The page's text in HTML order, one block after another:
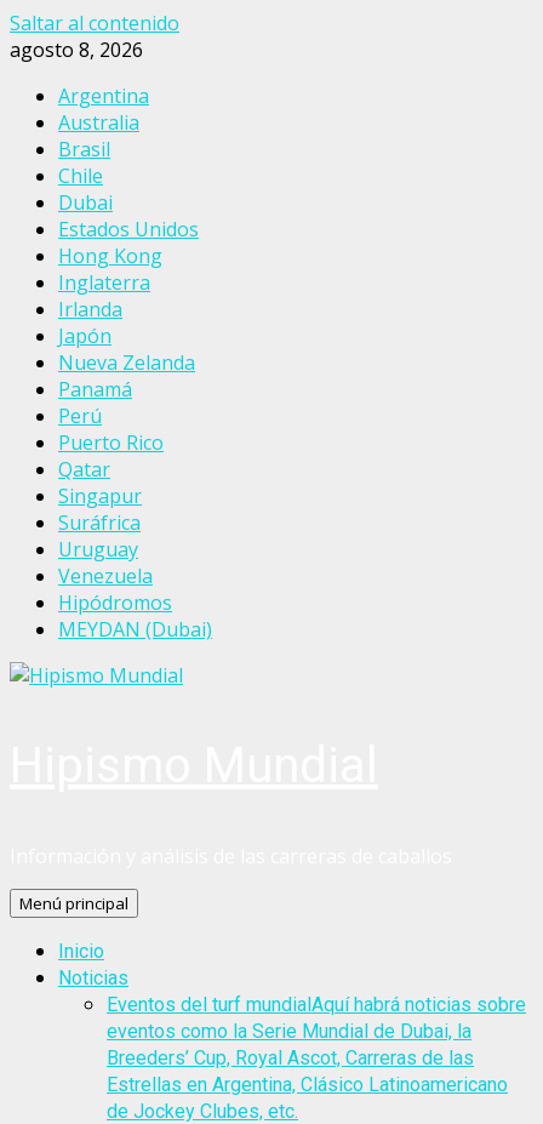
Saltar al contenido
agosto 8, 2026
Argentina
Australia
Brasil
Chile
Dubai
Estados Unidos
Hong Kong
Inglaterra
Irlanda
Japón
Nueva Zelanda
Panamá
Perú
Puerto Rico
Qatar
Singapur
Suráfrica
Uruguay
Venezuela
Hipódromos
MEYDAN (Dubai)
Menú principal
Inicio
Noticias
Eventos del turf mundialAquí habrá noticias sobre
eventos como la Serie Mundial de Dubai, la
Breeders’ Cup, Royal Ascot, Carreras de las
Estrellas en Argentina, Clásico Latinoamericano
de Jockey Clubes, etc.